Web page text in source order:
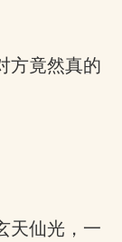
方竟然真的
天仙光，一